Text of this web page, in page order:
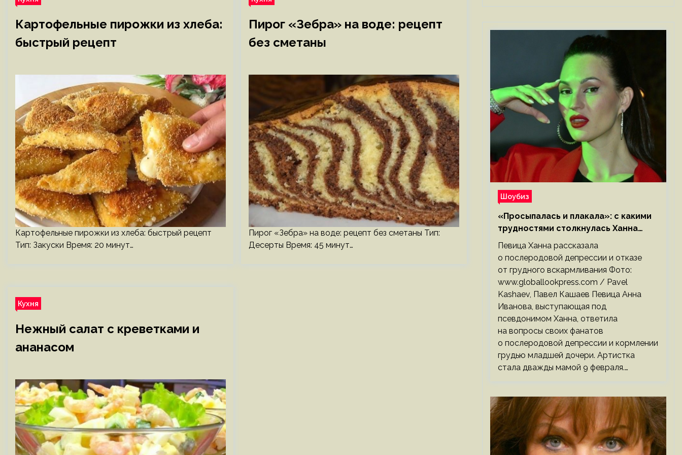
Картофельные пирожки из хлеба:
быстрый рецепт
Картофельные пирожки из хлеба: быстрый рецепт
Тип: Закуски Время: 20 минут…
Пирог «Зебра» на воде: рецепт
без сметаны
Пирог «Зебра» на воде: рецепт без сметаны Тип:
Десерты Время: 45 минут…
Кухня
Нежный салат с креветками и
ананасом
Шоубиз
«Просыпалась и плакала»: с какими
трудностями столкнулась Ханна
после родов
Певица Ханна рассказала
о послеродовой депрессии и отказе
от грудного вскармливания Фото:
www.globallookpress.com / Pavel
Kashaev, Павел Кашаев Певица Анна
Иванова, выступающая под
псевдонимом Ханна, ответила
на вопросы своих фанатов
о послеродовой депрессии и кормлении
грудью младшей дочери. Артистка
стала дважды мамой 9 февраля.…